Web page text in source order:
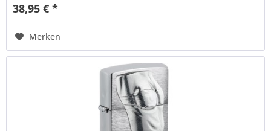
38,95 € *
Merken